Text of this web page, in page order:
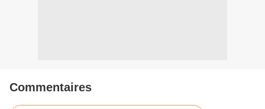
Commentaires